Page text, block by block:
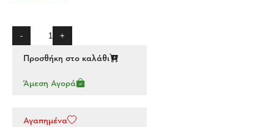
- +
Προσθήκη στο καλάθι
Άμεση Αγορά
Αγαπημένα